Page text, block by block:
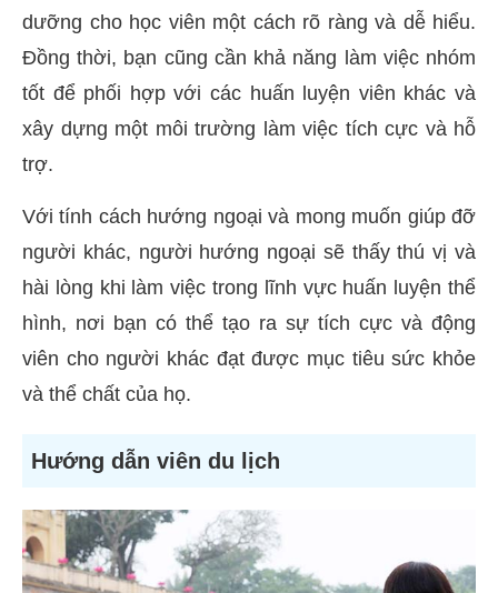
dưỡng cho học viên một cách rõ ràng và dễ hiểu.
Đồng thời, bạn cũng cần khả năng làm việc nhóm
tốt để phối hợp với các huấn luyện viên khác và
xây dựng một môi trường làm việc tích cực và hỗ
trợ.
Với tính cách hướng ngoại và mong muốn giúp đỡ
người khác, người hướng ngoại sẽ thấy thú vị và
hài lòng khi làm việc trong lĩnh vực huấn luyện thể
hình, nơi bạn có thể tạo ra sự tích cực và động
viên cho người khác đạt được mục tiêu sức khỏe
và thể chất của họ.
Hướng dẫn viên du lịch